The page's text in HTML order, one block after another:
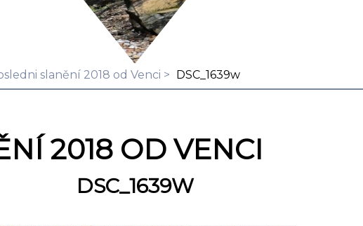
slanění 2018 od Venci DSC_1639w
2018 OD VENCI
DSC_1639W